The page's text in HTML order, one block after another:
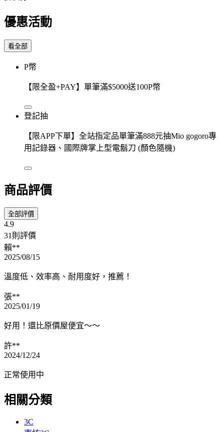
優惠活動
看全部
P幣
【限全盈+PAY】單筆滿$5000送100P幣
登記抽
【限APP下單】全站指定品單筆滿888元抽Mio gogoro專
用記錄器、國際牌掌上型電鬍刀 (顏色隨機)
商品評價
全部評價
4.9
31則評價
賴**
2025/08/15
溫度低、效率高、耐用度好，推薦！
張**
2025/01/19
好用！還比原價屋便宜～～
許**
2024/12/24
正常使用中
相關分類
3C